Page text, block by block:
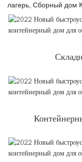
лагерь, Сборный дом